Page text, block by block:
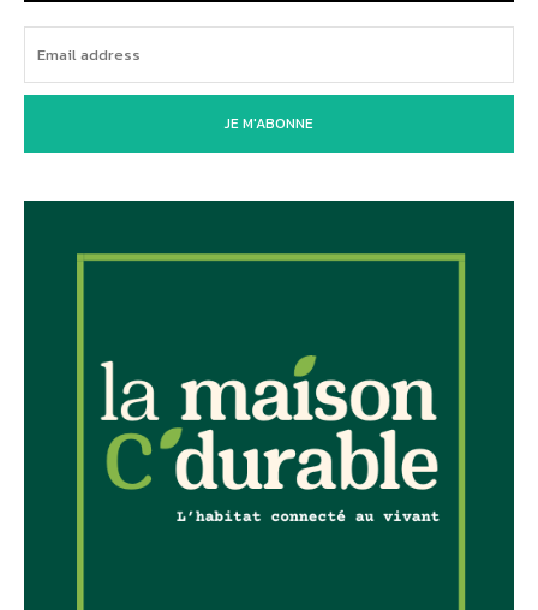
JE M'ABONNE